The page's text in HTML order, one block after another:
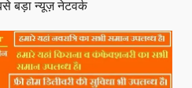
बड़ा न्यूज़ नेटवर्क